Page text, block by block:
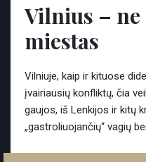
Vilnius – ne
miestas
Vilniuje, kaip ir kituose
įvairiausių konfliktų, čia
gaujos, iš Lenkijos ir kitų
„gastroliuojančių“ vagių